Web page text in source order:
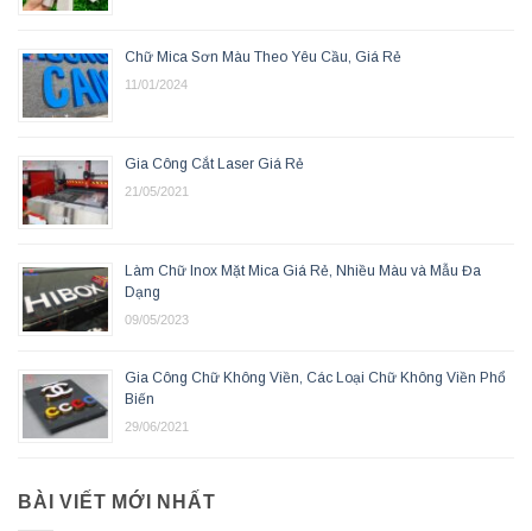
Chữ Mica Sơn Màu Theo Yêu Cầu, Giá Rẻ
11/01/2024
Gia Công Cắt Laser Giá Rẻ
21/05/2021
Làm Chữ Inox Mặt Mica Giá Rẻ, Nhiều Màu và Mẫu Đa
Dạng
09/05/2023
Gia Công Chữ Không Viền, Các Loại Chữ Không Viền Phổ
Biến
29/06/2021
BÀI VIẾT MỚI NHẤT